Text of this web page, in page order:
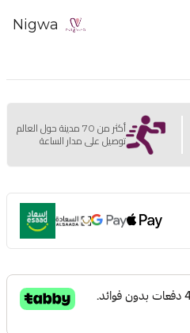
Nigwa
أكثر من 70 مدينة حول العالم
توصيل على مدار الساعة